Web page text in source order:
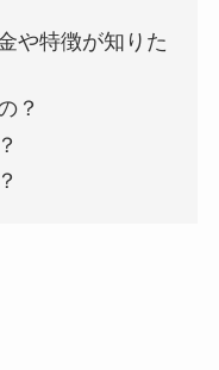
や特徴が知りた
？